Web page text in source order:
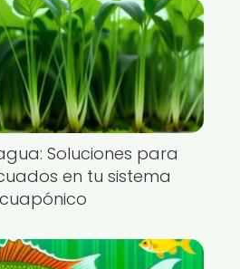
Soluciones para
en tu sistema